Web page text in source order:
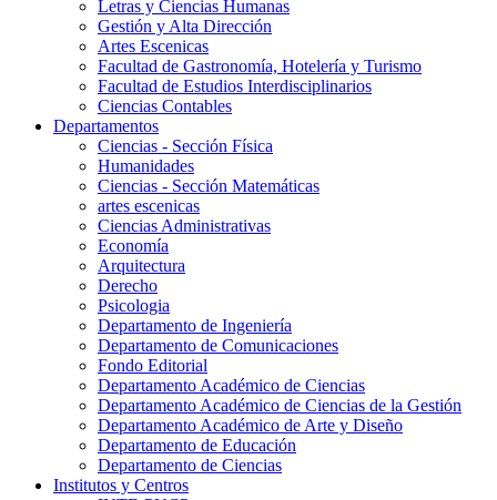
Letras y Ciencias Humanas
Gestión y Alta Dirección
Artes Escenicas
Facultad de Gastronomía, Hotelería y Turismo
Facultad de Estudios Interdisciplinarios
Ciencias Contables
Departamentos
Ciencias - Sección Física
Humanidades
Ciencias - Sección Matemáticas
artes escenicas
Ciencias Administrativas
Economía
Arquitectura
Derecho
Psicologia
Departamento de Ingeniería
Departamento de Comunicaciones
Fondo Editorial
Departamento Académico de Ciencias
Departamento Académico de Ciencias de la Gestión
Departamento Académico de Arte y Diseño
Departamento de Educación
Departamento de Ciencias
Institutos y Centros